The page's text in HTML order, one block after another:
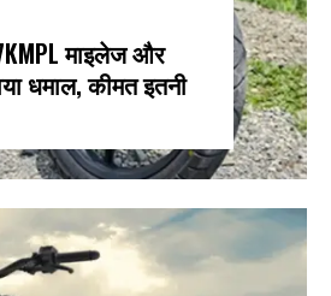
माइलेज और
धमाल, कीमत इतनी